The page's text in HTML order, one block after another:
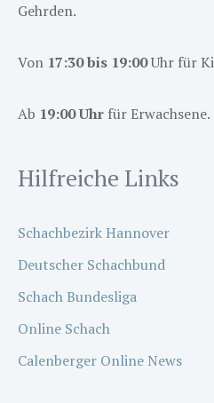
Gehrden.
Von 17:30 bis 19:00Uhr für
Ab 19:00 Uhr für Erwachsene.
Hilfreiche Links
Schachbezirk Hannover
Deutscher Schachbund
Schach Bundesliga
Online Schach
Calenberger Online News